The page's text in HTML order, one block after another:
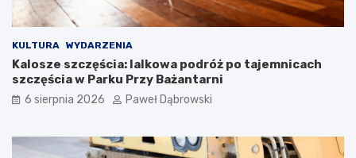
z
i
e
c
i
m
o
d
KULTURA WYDARZENIA
Kalosze szczęścia: lalkowa podróż po tajemnicach
szczęścia w Parku Przy Bażantarni
6 sierpnia 2026 Paweł Dąbrowski